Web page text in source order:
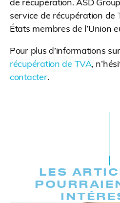
service de récupération de
États membres de l’Union
Pour plus d’informations sur
récupération de TVA,
contacter.
LES